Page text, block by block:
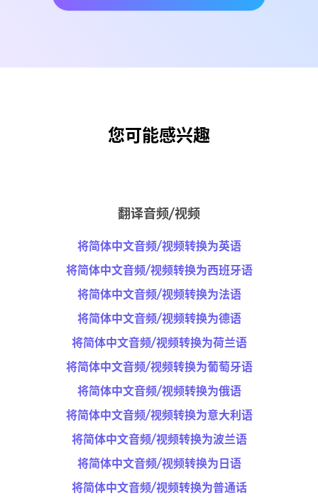
您可能感兴趣
翻译音频/视频
将简体中文音频/视频转换为英语
将简体中文音频/视频转换为西班牙语
将简体中文音频/视频转换为法语
将简体中文音频/视频转换为德语
将简体中文音频/视频转换为荷兰语
将简体中文音频/视频转换为葡萄牙语
将简体中文音频/视频转换为俄语
将简体中文音频/视频转换为意大利语
将简体中文音频/视频转换为波兰语
将简体中文音频/视频转换为日语
将简体中文音频/视频转换为普通话